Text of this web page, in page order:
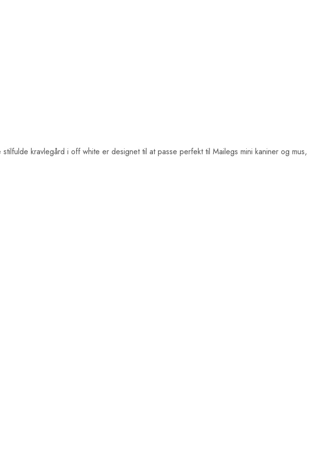
kravlegård i off white er designet til at passe perfekt til Mailegs mini kaniner og mus,